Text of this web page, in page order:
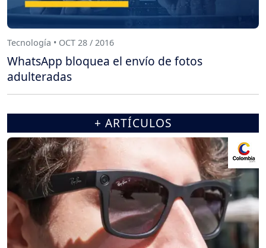
Tecnología • OCT 28 / 2016
WhatsApp bloquea el envío de fotos
adulteradas
+ ARTÍCULOS